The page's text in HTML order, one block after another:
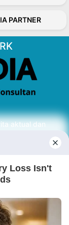
PARTNER
aktual dan
tepat.